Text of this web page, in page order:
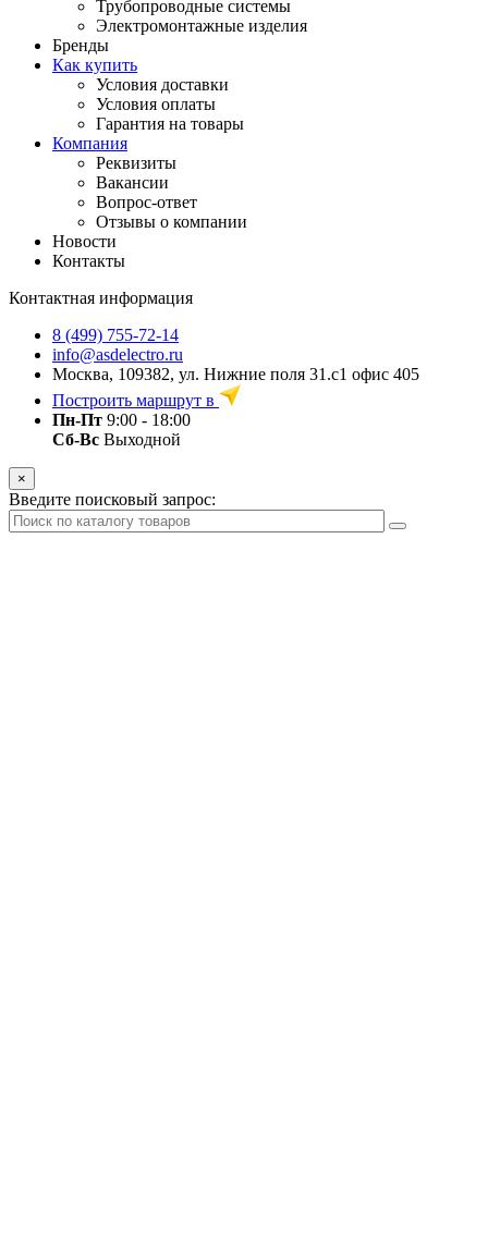
Трубопроводные системы
Электромонтажные изделия
Бренды
Как купить
Условия доставки
Условия оплаты
Гарантия на товары
Компания
Реквизиты
Вакансии
Вопрос-ответ
Отзывы о компании
Новости
Контакты
Контактная информация
8 (499) 755-72-14
info@asdelectro.ru
Москва, 109382, ул. Нижние поля 31.с1 офис 405
Построить маршрут в
Пн-Пт 9:00 - 18:00
Сб-Вс Выходной
×
Введите поисковый запрос: